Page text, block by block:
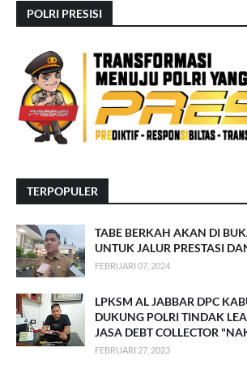
POLRI PRESISI
TERPOPULER
TABE BERKAH AKAN DI
UNTUK JALUR PRESTASI
FEBRUARI 07, 2024
LPKSM AL JABBAR DPC
DUKUNG POLRI TINDAK
JASA DEBT COLLECTOR
FEBRUARI 27, 2023